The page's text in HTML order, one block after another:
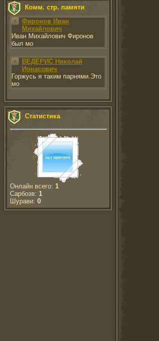
Комм. стр. памяти
Фиронов Иван
Михайлович
Иван Михайлович Фиронов
был мо
ВЕДЕРИС Николай
Ионасович
Горжусь я таким парнями.Это
мо
Статистика
Онлайн всего: 1
Сарбозв: 1
Шурави: 0